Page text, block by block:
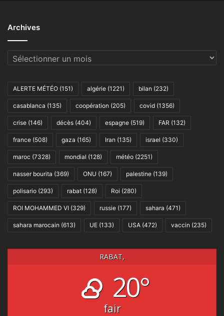
Archives
Archives
ALERTE MÉTÉO (151) algérie (1221) bilan (232)
casablanca (135) coopération (205) covid (1356)
crise (146) décès (404) espagne (519) FAR (132)
france (508) gaza (165) Iran (135) israel (330)
maroc (7328) mondial (128) météo (2251)
nasser bourita (369) ONU (167) palestine (139)
polisario (293) rabat (128) Roi (280)
ROI MOHAMMED VI (329) russie (177) sahara (471)
sahara marocain (613) UE (133) USA (472) vaccin (235)
RABAT,
20°
fair